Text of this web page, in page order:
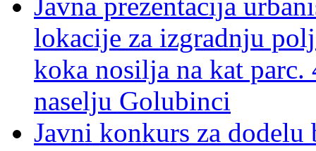
lokacije za izgradnju
koka nosilja na kat
naselju Golubinci
Javni konkurs za dodelu